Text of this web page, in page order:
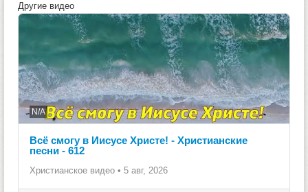
Другие видео
N/A
Всё смогу в Иисусе Христе! - Христианские
песни - 612
Христианское видео • 5 авг, 2026